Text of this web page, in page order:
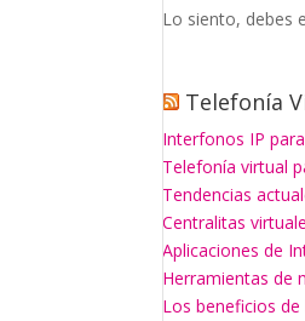
Lo siento, debes
Telefonía
Interfonos IP
Telefonía virtual
Tendencias
Centralitas
Aplicaciones de
Herramientas de
Los beneficios